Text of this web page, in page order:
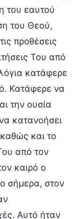
του εαυτού
του Θεού,
προθέσεις
Του από
κατάφερε
Κατάφερε να
την ουσία
κατανοήσει
και το
από τον
καιρό ο
σήμερα, στον
Αυτό ήταν